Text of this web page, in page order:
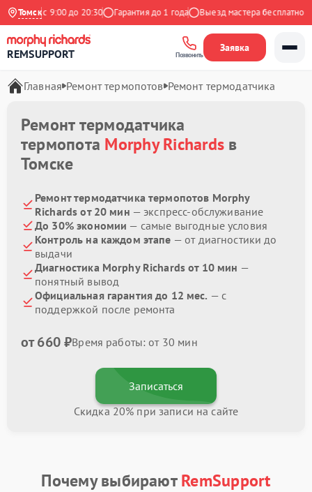
Томскс 9:00 до 20:30 Гарантия до 1 года Выезд мастера бесплатно
REMSUPPORT Позвонить
Заявка
Главная Ремонт термопотов Ремонт термодатчика
Ремонт термодатчика
термопота Morphy Richards в
Томске
Ремонт термодатчика термопотов Morphy
Richards от 20 мин — экспресс-обслуживание
До 30% экономии — самые выгодные условия
Контроль на каждом этапе — от диагностики до
выдачи
Диагностика Morphy Richards от 10 мин —
понятный вывод
Официальная гарантия до 12 мес. — с
поддержкой после ремонта
от 660 ₽Время работы: от 30 мин
Записаться
Скидка 20% при записи на сайте
Почему выбираютRemSupport